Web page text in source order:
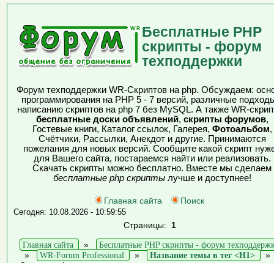
Бесплатные PHP
скрипты - форум
техподдержки
Форум техподдержки WR-Скриптов на php. Обсуждаем:
программирования на PHP 5 - 7 версий, различные
написанию скриптов на php 7 без MySQL. А также WR-
бесплатные доски объявлений, скрипты форумов,
Гостевые книги, Каталог ссылок, Галерея, Фотоальбом,
Счётчики, Рассылки, Анекдот и другие. Принимаются
пожелания для новых версий. Сообщите какой скрипт
для Вашего сайта, постараемся найти или реализовать.
Скачать скрипты можно бесплатно. Вместе мы сделаем
бесплатные php скриптылучше и доступнее!
Главная сайта Поиск
Сегодня: 10.08.2026 - 10:59:55
Страницы: 1
Главная сайта
»
Бесплатные PHP скрипты - форум
»
WR-Forum Professional » Название темы в тег <H1>